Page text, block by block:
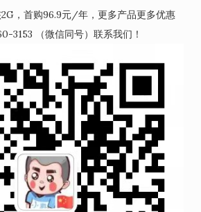
2G，首购96.9元/年，更多产品更多优惠
3153 （微信同号）联系我们！